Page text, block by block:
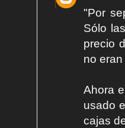
"Por
Sólo
precio
no eran
Ahora
usado
cajas